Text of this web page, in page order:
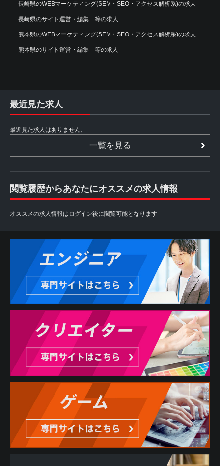
長崎県のWEBマーケティング(SEM・SEO・アクセス解析系)の求人
長崎県のサイト運営・編集 等の求人
熊本県のWEBマーケティング(SEM・SEO・アクセス解析系)の求人
熊本県のサイト運営・編集 等の求人
最近見た求人
最近見た求人はありません。
一覧を見る
閲覧履歴からあなたにオススメの求人情報
オススメの求人情報はログイン後に閲覧可能となります